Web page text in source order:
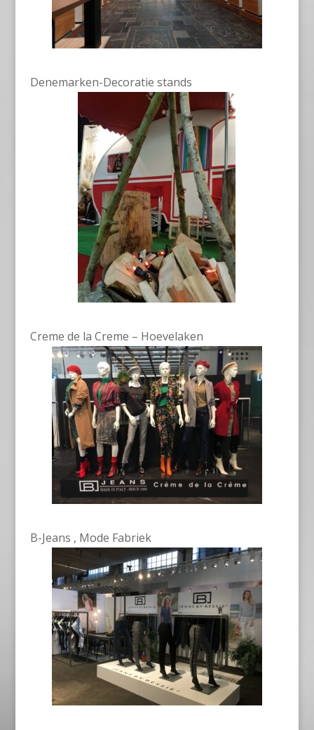
Denemarken-Decoratie stands
Creme de la Creme – Hoevelaken
B-Jeans , Mode Fabriek